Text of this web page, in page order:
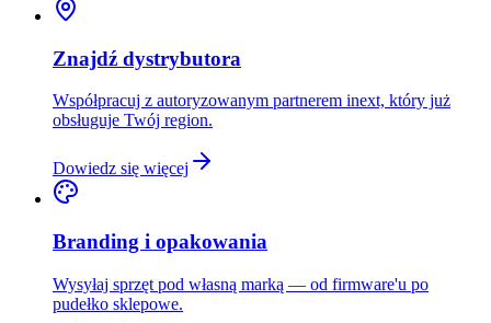
Znajdź dystrybutora
Współpracuj z autoryzowanym partnerem inext, który już
obsługuje Twój region.
Dowiedz się więcej
Branding i opakowania
Wysyłaj sprzęt pod własną marką — od firmware'u po
pudełko sklepowe.